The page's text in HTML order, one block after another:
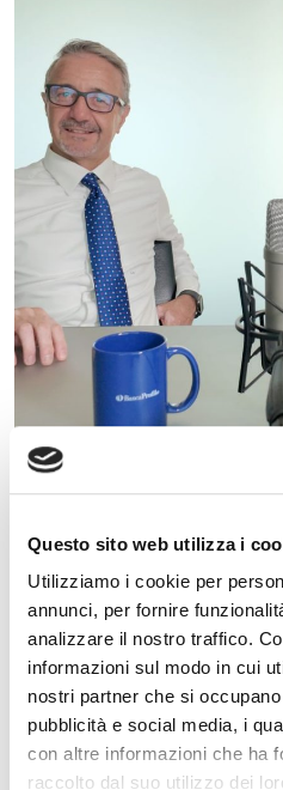
Questo sito web utilizza i
Utilizziamo i cookie per
annunci, per fornire
analizzare il nostro traffico.
informazioni sul modo in cui
nostri partner che si
pubblicità e social media, i
con altre informazioni che ha
raccolto dal suo utilizzo dei
Mercati 2026:
resilienza
Le settimane appena
prova la lettura dei mercati
30.04.2026